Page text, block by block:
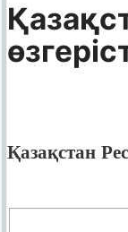
Қазақстан